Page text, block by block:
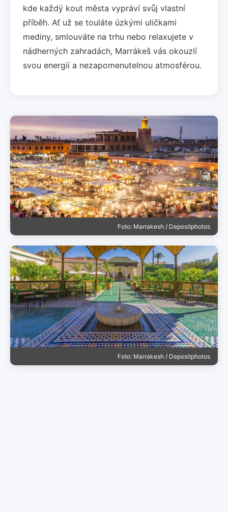
kde každý kout města vypráví svůj vlastní
příběh. Ať už se touláte úzkými uličkami
mediny, smlouváte na trhu nebo relaxujete v
nádherných zahradách, Marrákeš vás okouzlí
svou energií a nezapomenutelnou atmosférou.
Foto: Marrakesh / Depositphotos
Foto: Marrakesh / Depositphotos